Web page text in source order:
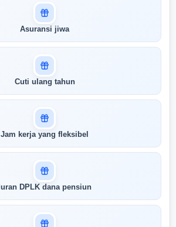
Asuransi jiwa
Cuti ulang tahun
Jam kerja yang fleksibel
Iuran DPLK dana pensiun